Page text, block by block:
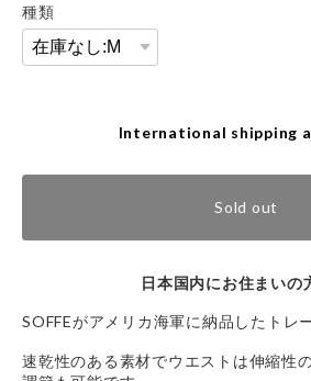
種類
International shipping
Sold out
日本国内にお住まいの
SOFFEがアメリカ海軍に納品したトレ
速乾性のある素材でウエストは伸縮性